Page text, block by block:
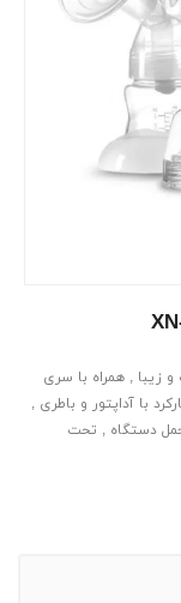
زیبا , همراه با سری
با آداپتور و باطری ,
حمل دستگاه , تحت